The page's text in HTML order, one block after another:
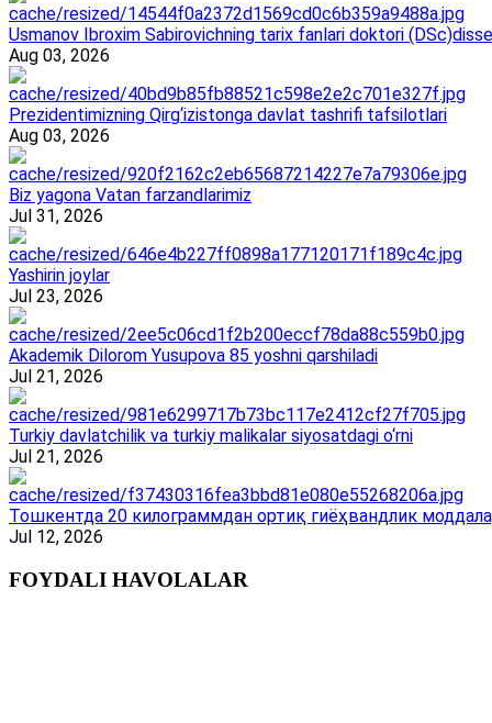
Usmanov Ibroxim Sabirovichning tarix fanlari doktori
Aug 03, 2026
Prezidentimizning Qirg‘izistonga davlat tashrifi tafsilotlari
Aug 03, 2026
Biz yagona Vatan farzandlarimiz
Jul 31, 2026
Yashirin joylar
Jul 23, 2026
Akademik Dilorom Yusupova 85 yoshni qarshiladi
Jul 21, 2026
Turkiy davlatchilik va turkiy malikalar siyosatdagi o‘rni
Jul 21, 2026
Тошкентда 20 килограммдан ортиқ гиёҳвандлик
Jul 12, 2026
FOYDALI HAVOLALAR